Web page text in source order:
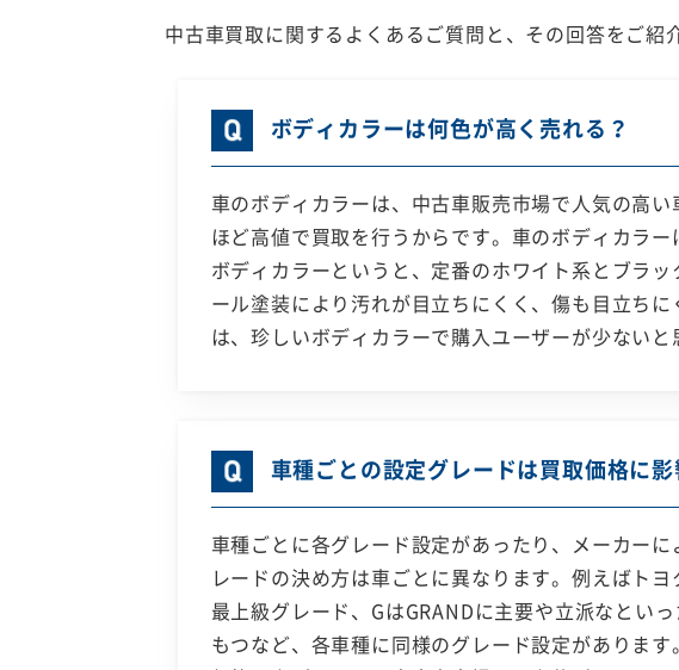
中古車買取に関するよくあるご質問と、その回答をご紹
ボディカラーは何色が高く売れる？
車のボディカラーは、中古車販売市場で人気の高
ほど高値で買取を行うからです。車のボディカラ
ボディカラーというと、定番のホワイト系とブラ
ール塗装により汚れが目立ちにくく、傷も目立ち
は、珍しいボディカラーで購入ユーザーが少ない
車種ごとの設定グレードは買取価格に影
車種ごとに各グレード設定があったり、メーカー
レードの決め方は車ごとに異なります。例えばト
最上級グレード、GはGRANDに主要や立派なとい
もつなど、各車種に同様のグレード設定がありま